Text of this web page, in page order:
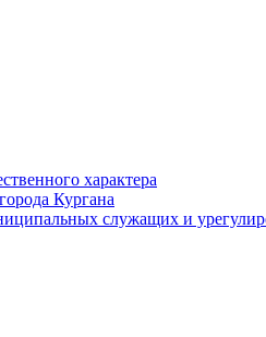
характера
Кургана
служащих и